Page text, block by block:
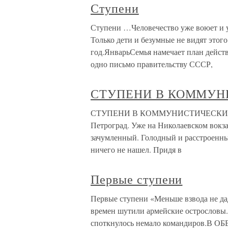
Ступени
Ступени …Человечество уже воюет и
Только дети и безумные не видят
год.ЯнварьСемья намечает план
одно письмо правительству СССР,
СТУПЕНИ В
СТУПЕНИ В КОММУНИСТИЧЕСКИЙ
Петроград. Уже на Николаевском
зачумленный. Голодный и
ничего не нашел. Придя в
Первые ступени
Первые ступени «Меньше взвода не
времен шутили армейские
споткнулось немало командиров.В